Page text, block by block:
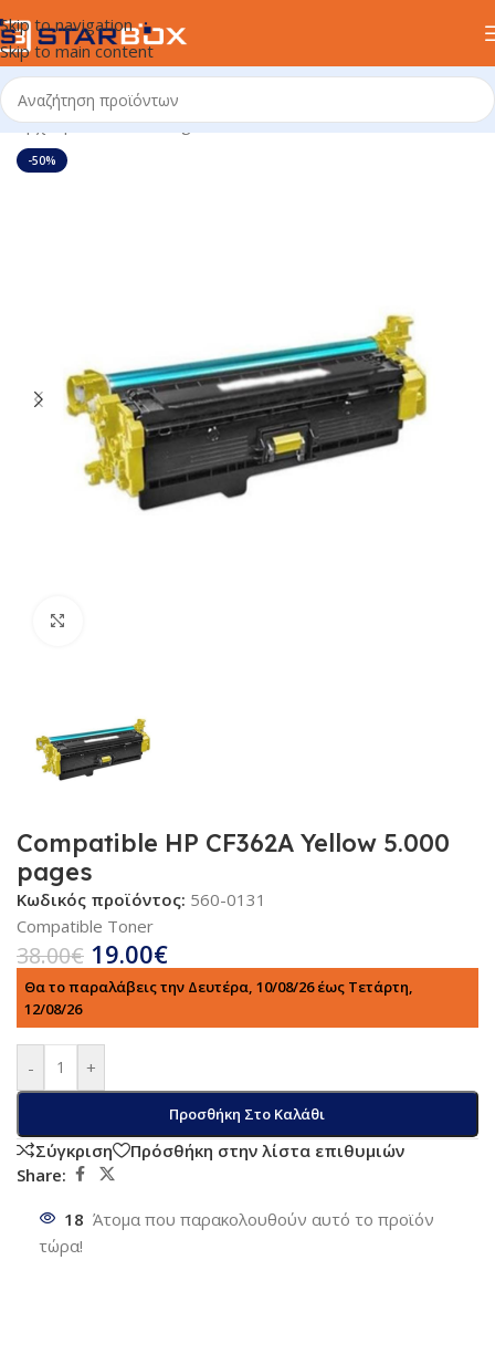
Skip to navigation
Skip to main content
Αρχική σελίδα/uncategorized
-50%
Compatible HP CF362A Yellow 5.000
pages
Κωδικός προϊόντος: 560-0131
Compatible Toner
38.00€ 19.00€
Θα το παραλάβεις την Δευτέρα, 10/08/26 έως Τετάρτη,
12/08/26
- +
Προσθήκη Στο Καλάθι
Σύγκριση
Πρόσθήκη στην λίστα επιθυμιών
Share:
18 Άτομα που παρακολουθούν αυτό το προϊόν
τώρα!